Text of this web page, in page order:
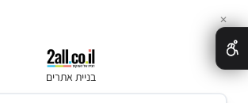
בניית אתרים
✕